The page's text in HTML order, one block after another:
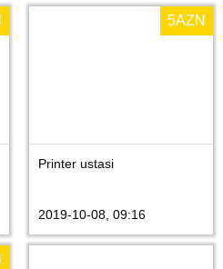
5AZN
Printer ustasi
2019-10-08, 09:16